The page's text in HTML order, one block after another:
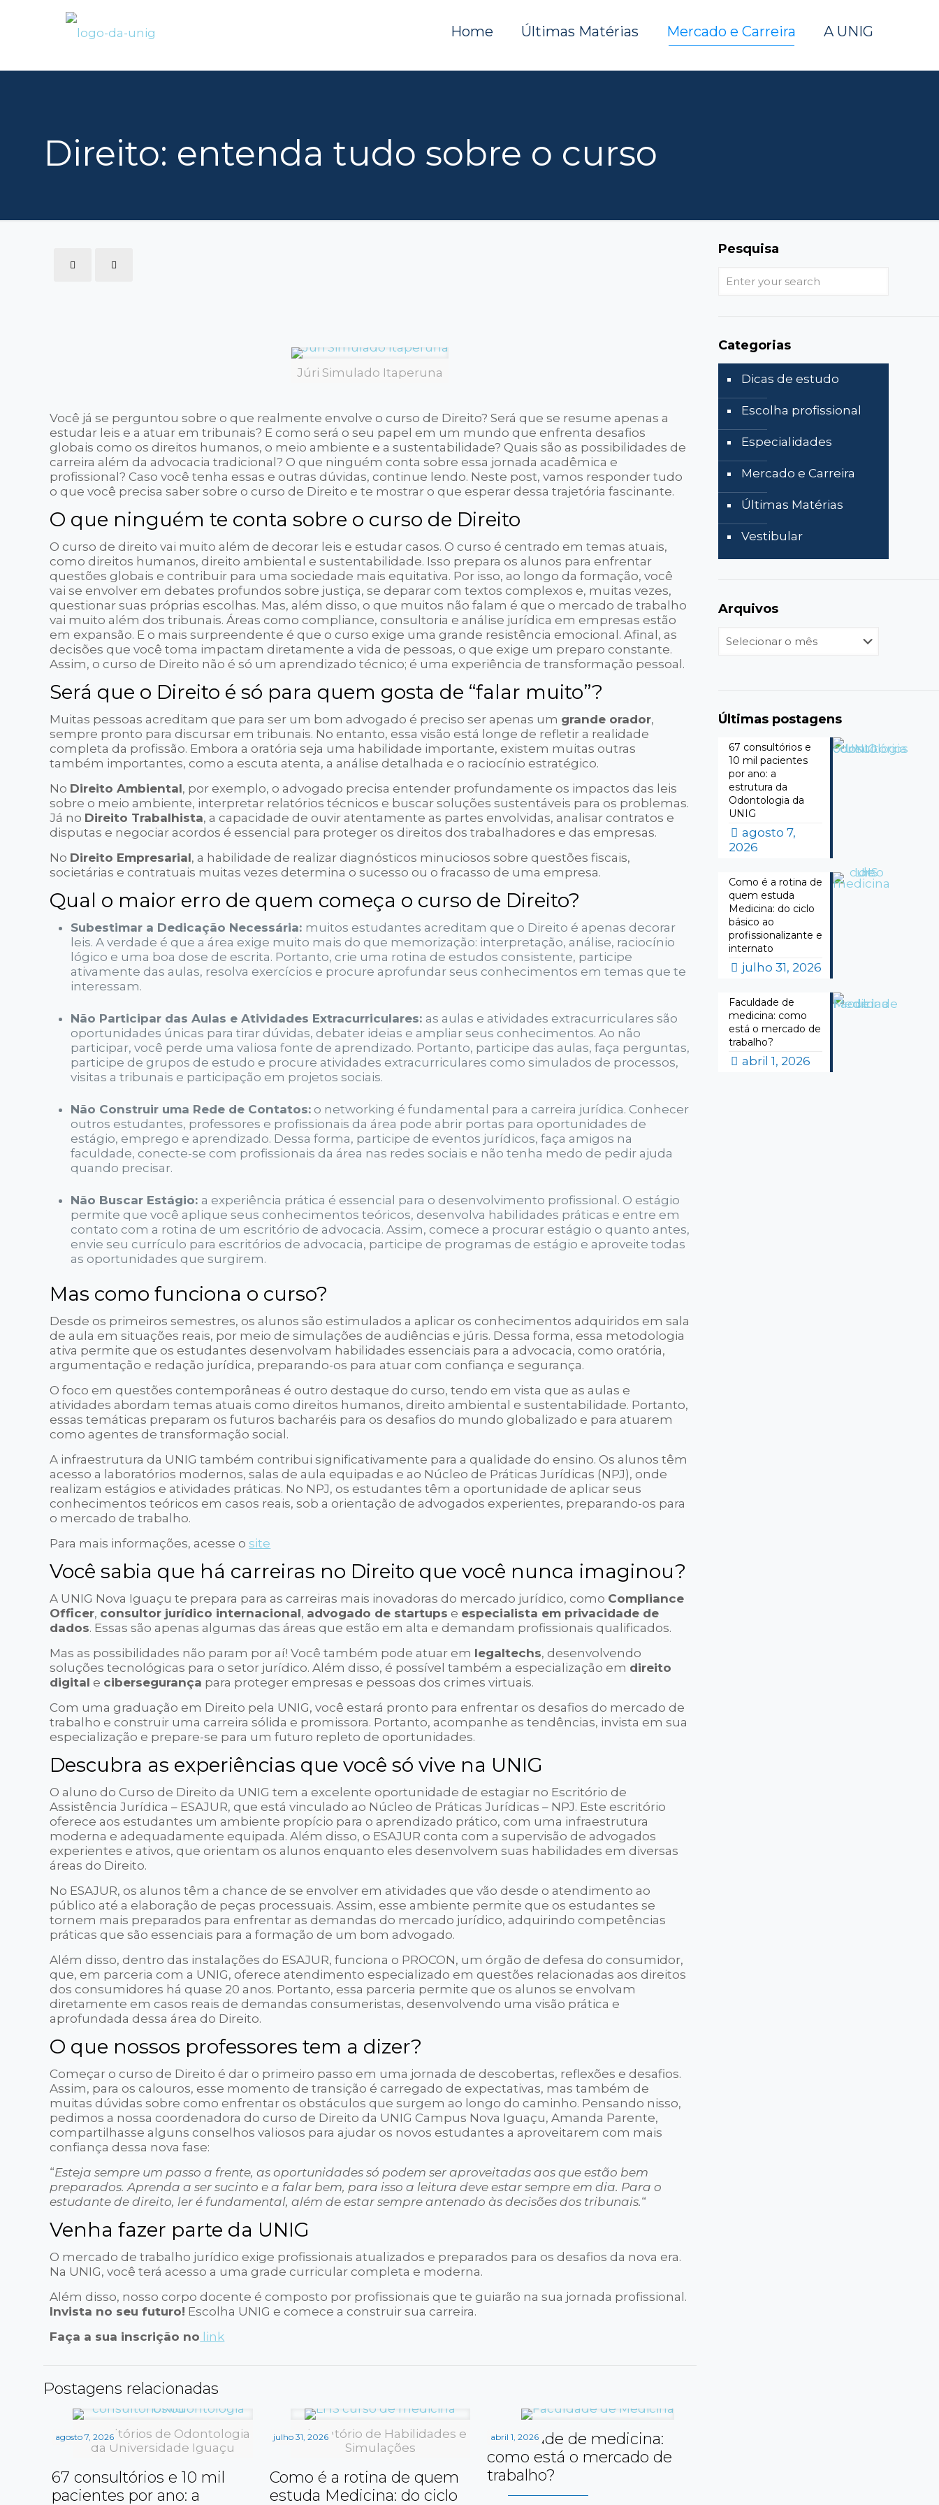
Home Últimas Matérias Mercado e Carreira A UNIG
Direito: entenda tudo sobre o curso
Júri Simulado Itaperuna
Você já se perguntou sobre o que realmente envolve o curso de Direito? Será que se resume apenas a
estudar leis e a atuar em tribunais? E como será o seu papel em um mundo que enfrenta desafios
globais como os direitos humanos, o meio ambiente e a sustentabilidade? Quais são as possibilidades de
carreira além da advocacia tradicional? O que ninguém conta sobre essa jornada acadêmica e
profissional? Caso você tenha essas e outras dúvidas, continue lendo. Neste post, vamos responder tudo
o que você precisa saber sobre o curso de Direito e te mostrar o que esperar dessa trajetória fascinante.
O que ninguém te conta sobre o curso de Direito
O curso de direito vai muito além de decorar leis e estudar casos. O curso é centrado em temas atuais,
como direitos humanos, direito ambiental e sustentabilidade. Isso prepara os alunos para enfrentar
questões globais e contribuir para uma sociedade mais equitativa. Por isso, ao longo da formação, você
vai se envolver em debates profundos sobre justiça, se deparar com textos complexos e, muitas vezes,
questionar suas próprias escolhas. Mas, além disso, o que muitos não falam é que o mercado de trabalho
vai muito além dos tribunais. Áreas como compliance, consultoria e análise jurídica em empresas estão
em expansão. E o mais surpreendente é que o curso exige uma grande resistência emocional. Afinal, as
decisões que você toma impactam diretamente a vida de pessoas, o que exige um preparo constante.
Assim, o curso de Direito não é só um aprendizado técnico; é uma experiência de transformação pessoal.
Será que o Direito é só para quem gosta de “falar muito”?
Muitas pessoas acreditam que para ser um bom advogado é preciso ser apenas um grande orador,
sempre pronto para discursar em tribunais. No entanto, essa visão está longe de refletir a realidade
completa da profissão. Embora a oratória seja uma habilidade importante, existem muitas outras
também importantes, como a escuta atenta, a análise detalhada e o raciocínio estratégico.
No Direito Ambiental, por exemplo, o advogado precisa entender profundamente os impactos das leis
sobre o meio ambiente, interpretar relatórios técnicos e buscar soluções sustentáveis para os problemas.
Já no Direito Trabalhista, a capacidade de ouvir atentamente as partes envolvidas, analisar contratos e
disputas e negociar acordos é essencial para proteger os direitos dos trabalhadores e das empresas.
No Direito Empresarial, a habilidade de realizar diagnósticos minuciosos sobre questões fiscais,
societárias e contratuais muitas vezes determina o sucesso ou o fracasso de uma empresa.
Qual o maior erro de quem começa o curso de Direito?
Subestimar a Dedicação Necessária: muitos estudantes acreditam que o Direito é apenas decorar
leis. A verdade é que a área exige muito mais do que memorização: interpretação, análise, raciocínio
lógico e uma boa dose de escrita. Portanto, crie uma rotina de estudos consistente, participe
ativamente das aulas, resolva exercícios e procure aprofundar seus conhecimentos em temas que te
interessam.
Não Participar das Aulas e Atividades Extracurriculares: as aulas e atividades extracurriculares são
oportunidades únicas para tirar dúvidas, debater ideias e ampliar seus conhecimentos. Ao não
participar, você perde uma valiosa fonte de aprendizado. Portanto, participe das aulas, faça perguntas,
participe de grupos de estudo e procure atividades extracurriculares como simulados de processos,
visitas a tribunais e participação em projetos sociais.
Não Construir uma Rede de Contatos: o networking é fundamental para a carreira jurídica. Conhecer
outros estudantes, professores e profissionais da área pode abrir portas para oportunidades de
estágio, emprego e aprendizado. Dessa forma, participe de eventos jurídicos, faça amigos na
faculdade, conecte-se com profissionais da área nas redes sociais e não tenha medo de pedir ajuda
quando precisar.
Não Buscar Estágio: a experiência prática é essencial para o desenvolvimento profissional. O estágio
permite que você aplique seus conhecimentos teóricos, desenvolva habilidades práticas e entre em
contato com a rotina de um escritório de advocacia. Assim, comece a procurar estágio o quanto antes,
envie seu currículo para escritórios de advocacia, participe de programas de estágio e aproveite todas
as oportunidades que surgirem.
Mas como funciona o curso?
Desde os primeiros semestres, os alunos são estimulados a aplicar os conhecimentos adquiridos em sala
de aula em situações reais, por meio de simulações de audiências e júris. Dessa forma, essa metodologia
ativa permite que os estudantes desenvolvam habilidades essenciais para a advocacia, como oratória,
argumentação e redação jurídica, preparando-os para atuar com confiança e segurança.
O foco em questões contemporâneas é outro destaque do curso, tendo em vista que as aulas e
atividades abordam temas atuais como direitos humanos, direito ambiental e sustentabilidade. Portanto,
essas temáticas preparam os futuros bacharéis para os desafios do mundo globalizado e para atuarem
como agentes de transformação social.
A infraestrutura da UNIG também contribui significativamente para a qualidade do ensino. Os alunos têm
acesso a laboratórios modernos, salas de aula equipadas e ao Núcleo de Práticas Jurídicas (NPJ), onde
realizam estágios e atividades práticas. No NPJ, os estudantes têm a oportunidade de aplicar seus
conhecimentos teóricos em casos reais, sob a orientação de advogados experientes, preparando-os para
o mercado de trabalho.
Para mais informações, acesse osite
Você sabia que há carreiras no Direito que você nunca imaginou?
A UNIG Nova Iguaçu te prepara para as carreiras mais inovadoras do mercado jurídico, como Compliance
Officer, consultor jurídico internacional, advogado de startups e especialista em privacidade de
dados. Essas são apenas algumas das áreas que estão em alta e demandam profissionais qualificados.
Mas as possibilidades não param por aí! Você também pode atuar em legaltechs, desenvolvendo
soluções tecnológicas para o setor jurídico. Além disso, é possível também a especialização em direito
digital e cibersegurança para proteger empresas e pessoas dos crimes virtuais.
Com uma graduação em Direito pela UNIG, você estará pronto para enfrentar os desafios do mercado de
trabalho e construir uma carreira sólida e promissora. Portanto, acompanhe as tendências, invista em sua
especialização e prepare-se para um futuro repleto de oportunidades.
Descubra as experiências que você só vive na UNIG
O aluno do Curso de Direito da UNIG tem a excelente oportunidade de estagiar no Escritório de
Assistência Jurídica – ESAJUR, que está vinculado ao Núcleo de Práticas Jurídicas – NPJ. Este escritório
oferece aos estudantes um ambiente propício para o aprendizado prático, com uma infraestrutura
moderna e adequadamente equipada. Além disso, o ESAJUR conta com a supervisão de advogados
experientes e ativos, que orientam os alunos enquanto eles desenvolvem suas habilidades em diversas
áreas do Direito.
No ESAJUR, os alunos têm a chance de se envolver em atividades que vão desde o atendimento ao
público até a elaboração de peças processuais. Assim, esse ambiente permite que os estudantes se
tornem mais preparados para enfrentar as demandas do mercado jurídico, adquirindo competências
práticas que são essenciais para a formação de um bom advogado.
Além disso, dentro das instalações do ESAJUR, funciona o PROCON, um órgão de defesa do consumidor,
que, em parceria com a UNIG, oferece atendimento especializado em questões relacionadas aos direitos
dos consumidores há quase 20 anos. Portanto, essa parceria permite que os alunos se envolvam
diretamente em casos reais de demandas consumeristas, desenvolvendo uma visão prática e
aprofundada dessa área do Direito.
O que nossos professores tem a dizer?
Começar o curso de Direito é dar o primeiro passo em uma jornada de descobertas, reflexões e desafios.
Assim, para os calouros, esse momento de transição é carregado de expectativas, mas também de
muitas dúvidas sobre como enfrentar os obstáculos que surgem ao longo do caminho. Pensando nisso,
pedimos a nossa coordenadora do curso de Direito da UNIG Campus Nova Iguaçu, Amanda Parente,
compartilhasse alguns conselhos valiosos para ajudar os novos estudantes a aproveitarem com mais
confiança dessa nova fase:
“Esteja sempre um passo a frente, as oportunidades só podem ser aproveitadas aos que estão bem
preparados. Aprenda a ser sucinto e a falar bem, para isso a leitura deve estar sempre em dia. Para o
estudante de direito, ler é fundamental, além de estar sempre antenado às decisões dos tribunais.“
Venha fazer parte da UNIG
O mercado de trabalho jurídico exige profissionais atualizados e preparados para os desafios da nova era.
Na UNIG, você terá acesso a uma grade curricular completa e moderna.
Além disso, nosso corpo docente é composto por profissionais que te guiarão na sua jornada profissional.
Invista no seu futuro! Escolha UNIG e comece a construir sua carreira.
Faça a sua inscrição no link
Postagens relacionadas
Consultórios de Odontologia
da Universidade Iguaçu
agosto 7, 2026
67 consultórios e 10 mil
pacientes por ano: a
Laboratório de Habilidades e
Simulações
julho 31, 2026
Como é a rotina de quem
estuda Medicina: do ciclo
abril 1, 2026
Faculdade de medicina:
como está o mercado de
trabalho?
Pesquisa
your
Categorias
Dicas de estudo
Escolha profissional
Especialidades
Mercado e Carreira
Últimas Matérias
Vestibular
Arquivos
Últimas postagens
67 consultórios e
10 mil pacientes
por ano: a
estrutura da
Odontologia da
UNIG
agosto 7,
2026
Como é a rotina de
quem estuda
Medicina: do ciclo
básico ao
profissionalizante e
internato
julho 31, 2026
Faculdade de
medicina: como
está o mercado de
trabalho?
abril 1, 2026